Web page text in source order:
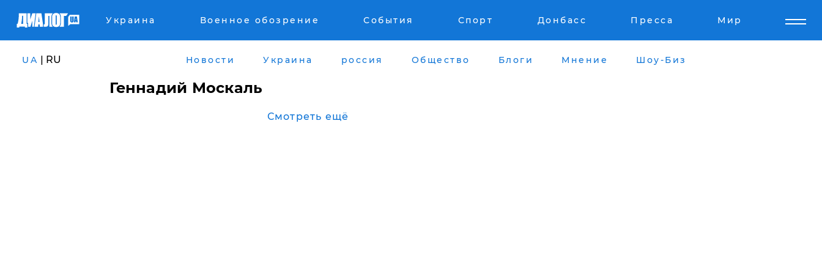
Украина Военное обозрение События Спорт Донбасс Пресса Мир
UA | RU Новости Украина россия Общество Блоги Мнение Шоу-Биз
Геннадий Москаль
Смотреть ещё